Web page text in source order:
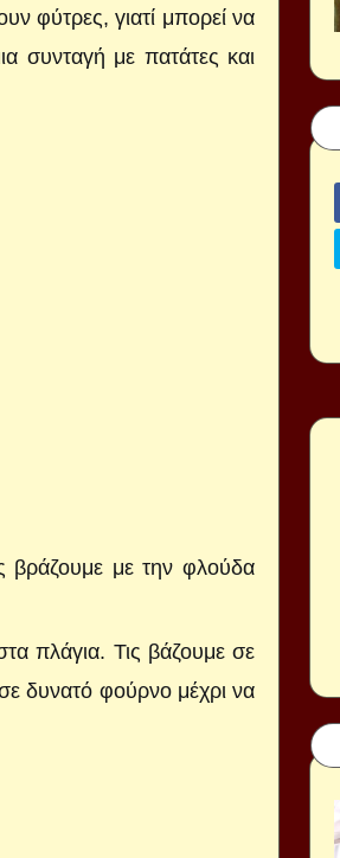
φύτρες, γιατί μπορεί να
συνταγή με πατάτες και
βράζουμε με την φλούδα
πλάγια. Τις βάζουμε σε
δυνατό φούρνο μέχρι να